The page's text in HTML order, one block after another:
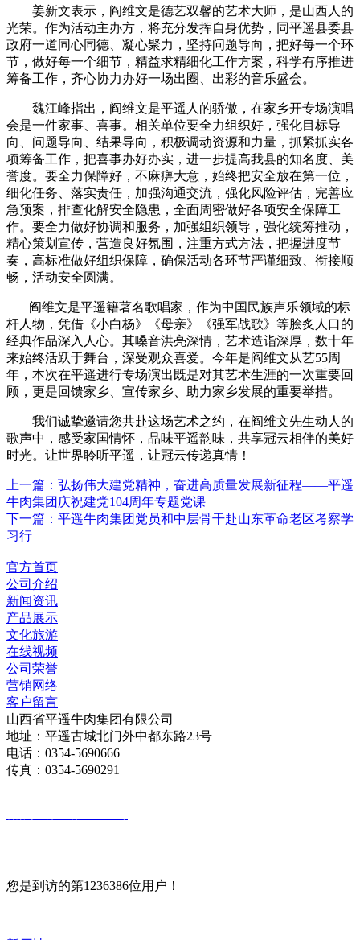
姜新文表示，阎维文是德艺双馨的艺术大师，是山西人的
光荣。作为活动主办方，将充分发挥自身优势，同平遥县委县
政府一道同心同德、凝心聚力，坚持问题导向，把好每一个环
节，做好每一个细节，精益求精细化工作方案，科学有序推进
筹备工作，齐心协力办好一场出圈、出彩的音乐盛会。
魏江峰指出，阎维文是平遥人的骄傲，在家乡开专场演唱
会是一件家事、喜事。相关单位要全力组织好，强化目标导
向、问题导向、结果导向，积极调动资源和力量，抓紧抓实各
项筹备工作，把喜事办好办实，进一步提高我县的知名度、美
誉度。要全力保障好，不麻痹大意，始终把安全放在第一位，
细化任务、落实责任，加强沟通交流，强化风险评估，完善应
急预案，排查化解安全隐患，全面周密做好各项安全保障工
作。要全力做好协调和服务，加强组织领导，强化统筹推动，
精心策划宣传，营造良好氛围，注重方式方法，把握进度节
奏，高标准做好组织保障，确保活动各环节严谨细致、衔接顺
畅，活动安全圆满。
阎维文是平遥籍著名歌唱家，作为中国民族声乐领域的标
杆人物，凭借《小白杨》《母亲》《强军战歌》等脍炙人口的
经典作品深入人心。其嗓音洪亮深情，艺术造诣深厚，数十年
来始终活跃于舞台，深受观众喜爱。今年是阎维文从艺55周
年，本次在平遥进行专场演出既是对其艺术生涯的一次重要回
顾，更是回馈家乡、宣传家乡、助力家乡发展的重要举措。
我们诚挚邀请您共赴这场艺术之约，在阎维文先生动人的
歌声中，感受家国情怀，品味平遥韵味，共享冠云相伴的美好
时光。让世界聆听平遥，让冠云传递真情！
上一篇：弘扬伟大建党精神，奋进高质量发展新征程——平遥
牛肉集团庆祝建党104周年专题党课
下一篇：平遥牛肉集团党员和中层骨干赴山东革命老区考察学
习行
官方首页
公司介绍
新闻资讯
产品展示
文化旅游
在线视频
公司荣誉
营销网络
客户留言
山西省平遥牛肉集团有限公司
地址：平遥古城北门外中都东路23号
电话：0354-5690666
传真：0354-5690291
您是到访的第1236386位用户！